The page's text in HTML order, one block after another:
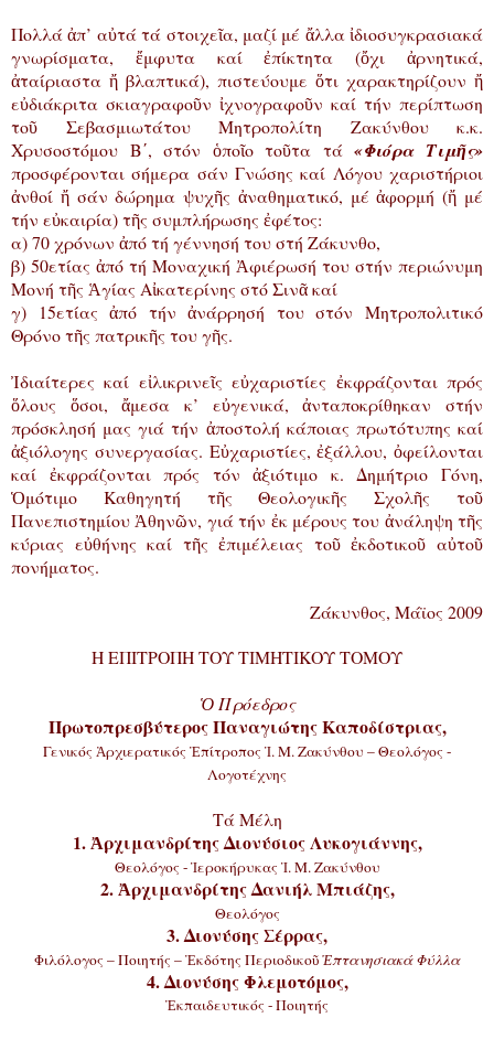
Πολλά ἀπ’ αὐτά τά στοιχεῖα, μαζί μέ ἄλλα ἰδιοσυγκρασιακά
γνωρίσματα, ἔμφυτα καί ἐπίκτητα (ὄχι ἀρνητικά,
ἀταίριαστα ἤ βλαπτικά), πιστεύουμε ὅτι χαρακτηρίζουν ἤ
εὐδιάκριτα σκιαγραφοῦν ἰχνογραφοῦν καί τήν περίπτωση
τοῦ Σεβασμιωτάτου Μητροπολίτη Ζακύνθου κ.κ.
Χρυσοστόμου Β΄, στόν ὁποῖο τοῦτα τά«Φιόρα Τιμῆς»
προσφέρονται σήμερα σάν Γνώσης καί Λόγου χαριστήριοι
ἀνθοί ἤ σάν δώρημα ψυχῆς ἀναθηματικό, μέ ἀφορμή (ἤ μέ
τήν εὐκαιρία) τῆς συμπλήρωσης ἐφέτος:
α) 70 χρόνων ἀπό τή γέννησή του στή Ζάκυνθο,
β) 50ετίας ἀπό τή Μοναχική Ἀφιέρωσή του στήν περιώνυμη
Μονή τῆς Ἁγίας Αἰκατερίνης στό Σινᾶ καί
γ) 15ετίας ἀπό τήν ἀνάρρησή του στόν Μητροπολιτικό
Θρόνο τῆς πατρικῆς του γῆς.
Ἰδιαίτερες καί εἰλικρινεῖς εὐχαριστίες ἐκφράζονται πρός
ὅλους ὅσοι, ἄμεσα κ’ εὐγενικά, ἀνταποκρίθηκαν στήν
πρόσκλησή μας γιά τήν ἀποστολή κάποιας πρωτότυπης καί
ἀξιόλογης συνεργασίας. Εὐχαριστίες, ἐξάλλου, ὀφείλονται
καί ἐκφράζονται πρός τόν ἀξιότιμο κ. Δημήτριο Γόνη,
Ὁμότιμο Καθηγητή τῆς Θεολογικῆς Σχολῆς τοῦ
Πανεπιστημίου Ἀθηνῶν, γιά τήν ἐκ μέρους του ἀνάληψη τῆς
κύριας εὐθήνης καί τῆς ἐπιμέλειας τοῦ ἐκδοτικοῦ αὐτοῦ
πονήματος.
Ζάκυνθος, Μάϊος 2009
Η ΕΠΙΤΡΟΠΗ ΤΟΥ ΤΙΜΗΤΙΚΟΥ ΤΟΜΟΥ
Ὁ Πρόεδρος
Πρωτοπρεσβύτερος Παναγιώτης Καποδίστριας,
Γενικός Ἀρχιερατικός Ἐπίτροπος Ἱ. Μ. Ζακύνθου – Θεολόγος -
Λογοτέχνης
Τά Μέλη
1. Ἀρχιμανδρίτης Διονύσιος Λυκογιάννης,
Θεολόγος - Ἱεροκήρυκας Ἱ. Μ. Ζακύνθου
2. Ἀρχιμανδρίτης Δανιήλ Μπιάζης,
Θεολόγος
3. Διονύσης Σέρρας,
Φιλόλογος – Ποιητής – Ἐκδότης ΠεριοδικοῦἙπτανησιακά Φύλλα
4. Διονύσης Φλεμοτόμος,
Ἐκπαιδευτικός - Ποιητής